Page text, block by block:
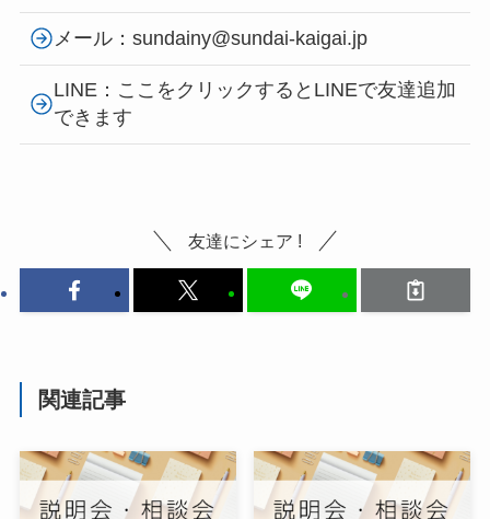
メール：sundainy@sundai-kaigai.jp
LINE：ここをクリックするとLINEで友達追加
できます
友達にシェア !
関連記事